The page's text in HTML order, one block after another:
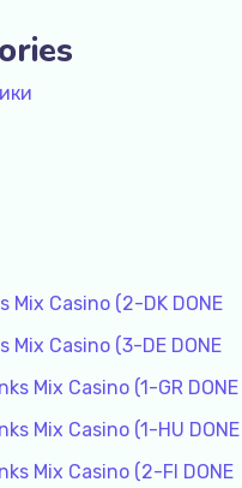
Mix Casino (2-DK DONE
Mix Casino (3-DE DONE
Mix Casino (1-GR DONE
Mix Casino (1-HU DONE
Mix Casino (2-FI DONE